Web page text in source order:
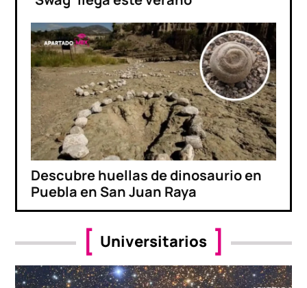
Descubre huellas de dinosaurio en
Puebla en San Juan Raya
Universitarios